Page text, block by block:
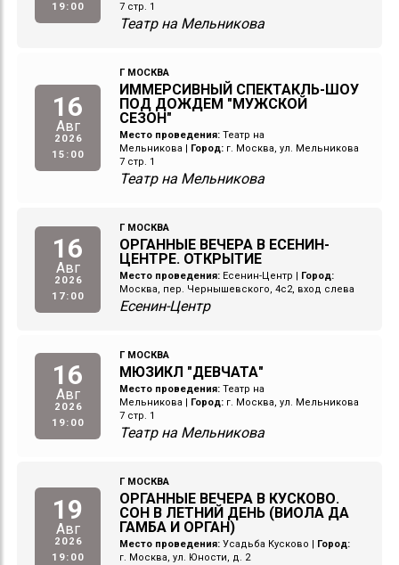
19:00 7 стр. 1
Театр на Мельникова
16
Авг
2026
15:00
Г МОСКВА
ИММЕРСИВНЫЙ СПЕКТАКЛЬ-ШОУ
ПОД ДОЖДЕМ "МУЖСКОЙ
СЕЗОН"
Место проведения: Театр на
Мельникова
Город: г. Москва, ул. Мельникова
7 стр. 1
Театр на Мельникова
16
Авг
2026
17:00
Г МОСКВА
ОРГАННЫЕ ВЕЧЕРА В ЕСЕНИН-
ЦЕНТРЕ. ОТКРЫТИЕ
Место проведения: Есенин-Центр
Город:
Москва, пер. Чернышевского, 4с2, вход слева
Есенин-Центр
16
Авг
2026
19:00
Г МОСКВА
МЮЗИКЛ "ДЕВЧАТА"
Место проведения: Театр на
Мельникова
Город: г. Москва, ул. Мельникова
7 стр. 1
Театр на Мельникова
19
Авг
2026
19:00
Г МОСКВА
ОРГАННЫЕ ВЕЧЕРА В КУСКОВО.
СОН В ЛЕТНИЙ ДЕНЬ (ВИОЛА ДА
ГАМБА И ОРГАН)
Место проведения: Усадьба Кусково
Город:
г. Москва, ул. Юности, д. 2